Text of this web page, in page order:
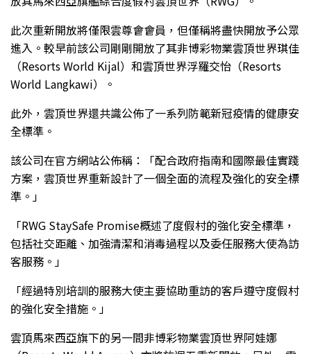
此次重新開放將僅限雲尊會會員，但僅稱將盡快開放予公眾
進入。較早前該公司剛剛開放了其非博彩物業雲頂世界琪佳
（Resorts World Kijal）和雲頂世界浮羅交怡（Resorts
World Langkawi）。
此外，雲頂世界還共識公佈了一系列防範新冠疫情的健康安
全標準。
該公司在官方網站公佈稱：「配合政府指南和國際最佳實踐
方案，雲頂世界重新設計了一個全面的流程及強化的安全標
準。」
「RWG StaySafe Promise概述了度假村的強化安全標準，
包括社交距離、加強清潔和消毒過程以及委任服務大使為訪
客服務。」
「經過特別培訓的服務大使主要協助重訪的客戶遵守度假村
的強化安全措施。」
雲頂馬來西亞旗下的另一間非博彩物業雲頂世界阿娃娜